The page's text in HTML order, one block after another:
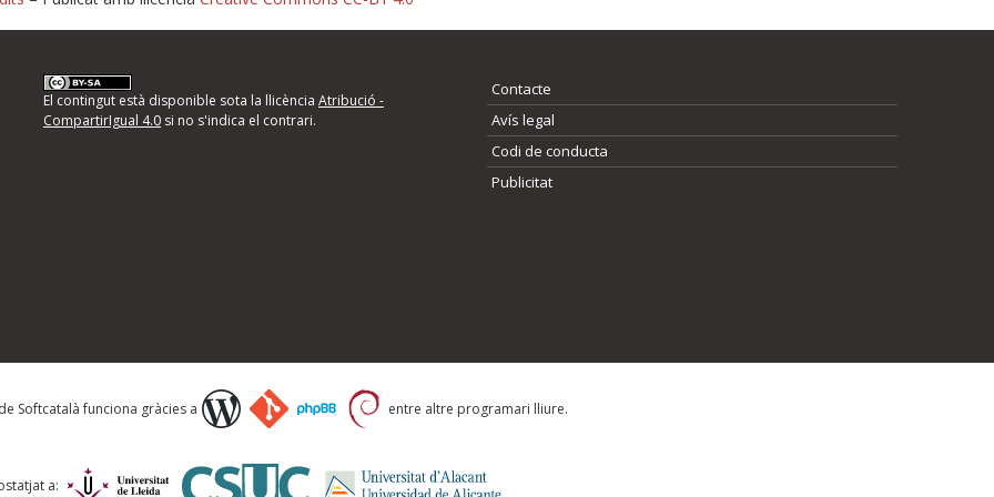
d'errors
següents i descriviu quina és la millora que
El contingut està disponible sota la llicència Atribució -
CompartirIgual 4.0si no s'indica el contrari.
Contacte
Avís legal
Codi de conducta
Publicitat
Softcatalà funciona gràcies a entre altre programari lliure.
a: